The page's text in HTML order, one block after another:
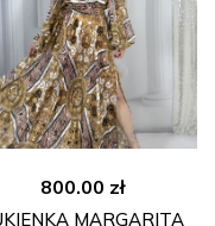
800.00 zł
MARGARITA